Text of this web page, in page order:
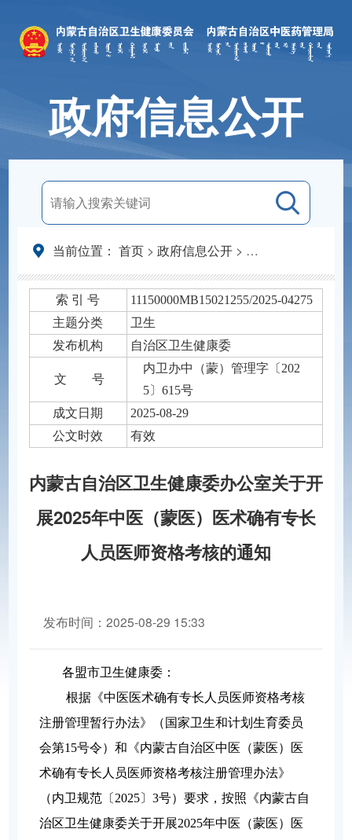
政府信息公开
当前位置： 首页> 政府信息公开> 法定主动公开内容
索 引 号
11150000MB15021255/2025-04275
主题分类
卫生
发布机构
自治区卫生健康委
文 号
内卫办中（蒙）管理字〔202
5〕615号
成文日期
2025-08-29
公文时效
有效
内蒙古自治区卫生健康委办公室关于开
展2025年中医（蒙医）医术确有专长
人员医师资格考核的通知
发布时间：2025-08-29 15:33
各盟市卫生健康委：
根据《中医医术确有专长人员医师资格考核
注册管理暂行办法》（国家卫生和计划生育委员
会第15号令）和《内蒙古自治区中医（蒙医）医
术确有专长人员医师资格考核注册管理办法》
（内卫规范〔2025〕3号）要求，按照《内蒙古自
治区卫生健康委关于开展2025年中医（蒙医）医